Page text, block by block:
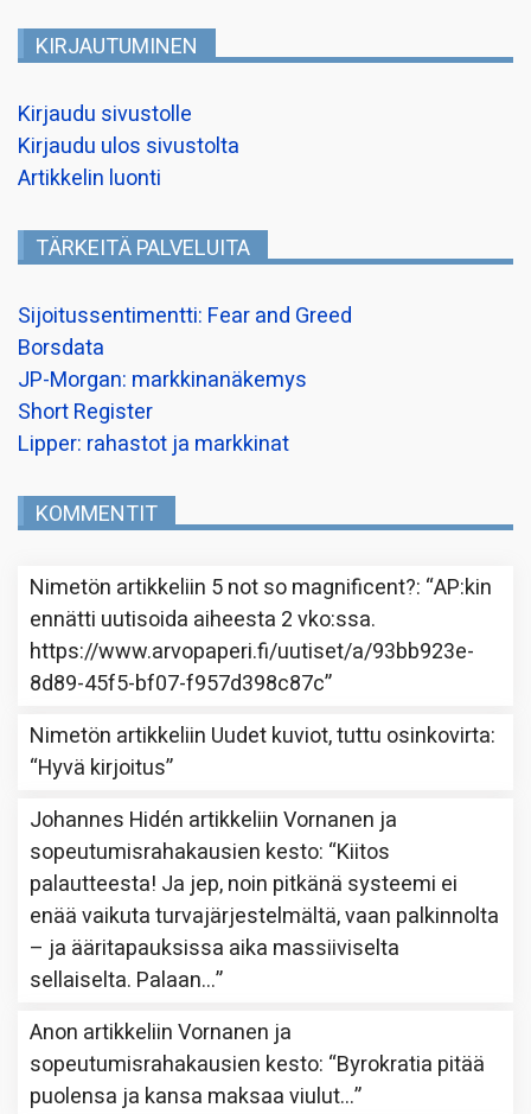
KIRJAUTUMINEN
Kirjaudu sivustolle
Kirjaudu ulos sivustolta
Artikkelin luonti
TÄRKEITÄ PALVELUITA
Sijoitussentimentti: Fear and Greed
Borsdata
JP-Morgan: markkinanäkemys
Short Register
Lipper: rahastot ja markkinat
KOMMENTIT
Nimetön artikkeliin 5 not so magnificent?: “AP:kin
ennätti uutisoida aiheesta 2 vko:ssa.
https://www.arvopaperi.fi/uutiset/a/93bb923e-
8d89-45f5-bf07-f957d398c87c”
Nimetön artikkeliin Uudet kuviot, tuttu osinkovirta:
“Hyvä kirjoitus”
Johannes Hidén artikkeliinVornanen ja
sopeutumisrahakausien kesto: “Kiitos
palautteesta! Ja jep, noin pitkänä systeemi ei
enää vaikuta turvajärjestelmältä, vaan palkinnolta
– ja ääritapauksissa aika massiiviselta
sellaiselta. Palaan…”
Anon artikkeliinVornanen ja
sopeutumisrahakausien kesto: “Byrokratia pitää
puolensa ja kansa maksaa viulut…”